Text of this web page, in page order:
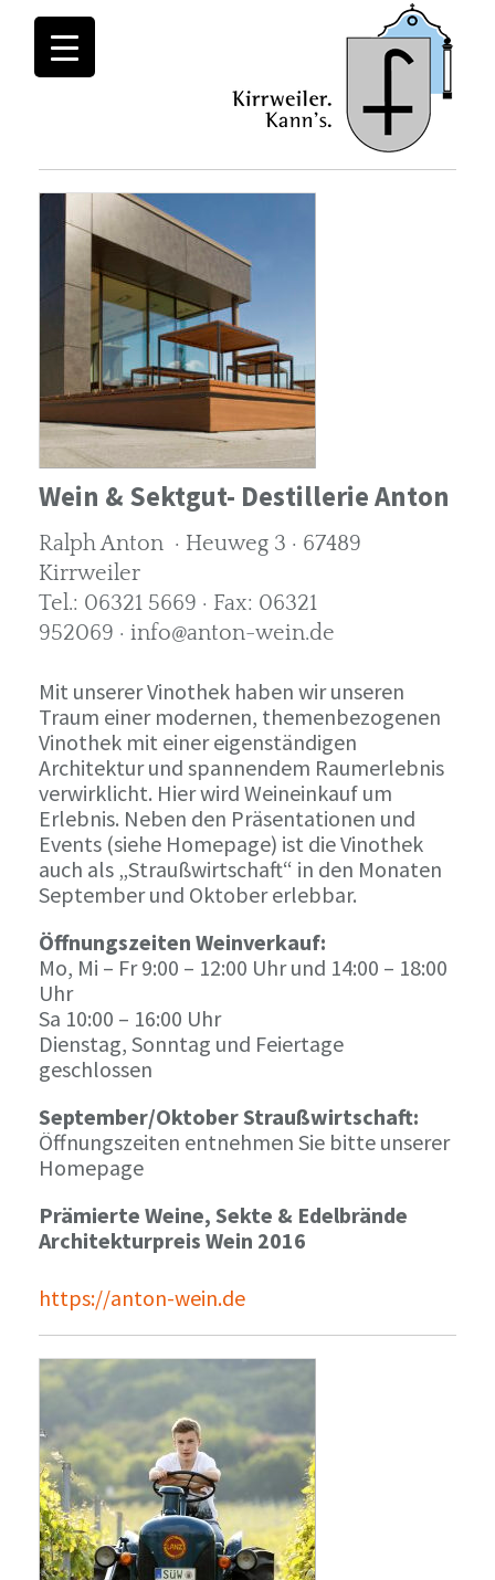
Wein & Sektgut- Destillerie Anton
Ralph Anton · Heuweg 3 · 67489
Kirrweiler
Tel.: 06321 5669 · Fax: 06321
952069 · info@anton-wein.de
Mit unserer Vinothek haben wir unseren
Traum einer modernen, themenbezogenen
Vinothek mit einer eigenständigen
Architektur und spannendem Raumerlebnis
verwirklicht. Hier wird Weineinkauf um
Erlebnis. Neben den Präsentationen und
Events (siehe Homepage) ist die Vinothek
auch als „Straußwirtschaft“ in den Monaten
September und Oktober erlebbar.
Öffnungszeiten Weinverkauf:
Mo, Mi – Fr 9:00 – 12:00 Uhr und 14:00 – 18:00
Uhr
Sa 10:00 – 16:00 Uhr
Dienstag, Sonntag und Feiertage
geschlossen
September/Oktober Straußwirtschaft:
Öffnungszeiten entnehmen Sie bitte unserer
Homepage
Prämierte Weine, Sekte & Edelbrände
Architekturpreis Wein 2016
https://anton-wein.de